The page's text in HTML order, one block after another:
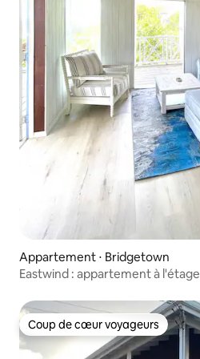
Appartement ⋅ Bridgetown
Eastwind : appartement à l'étage
Coup de cœur voyageurs
Coup de cœur voyageurs